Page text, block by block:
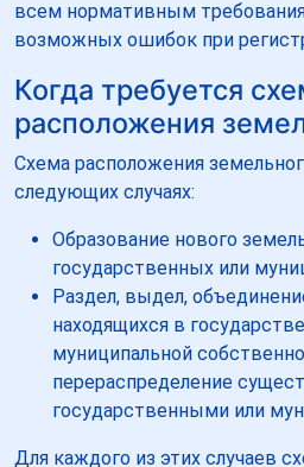
всем нормативным
возможных ошибок при
Когда требуется
расположения
Схема расположения
следующих случаях:
Образование нового
государственных или
Раздел, выдел,
находящихся в
муниципальной
перераспределение
государственными или
Для каждого из этих случаев